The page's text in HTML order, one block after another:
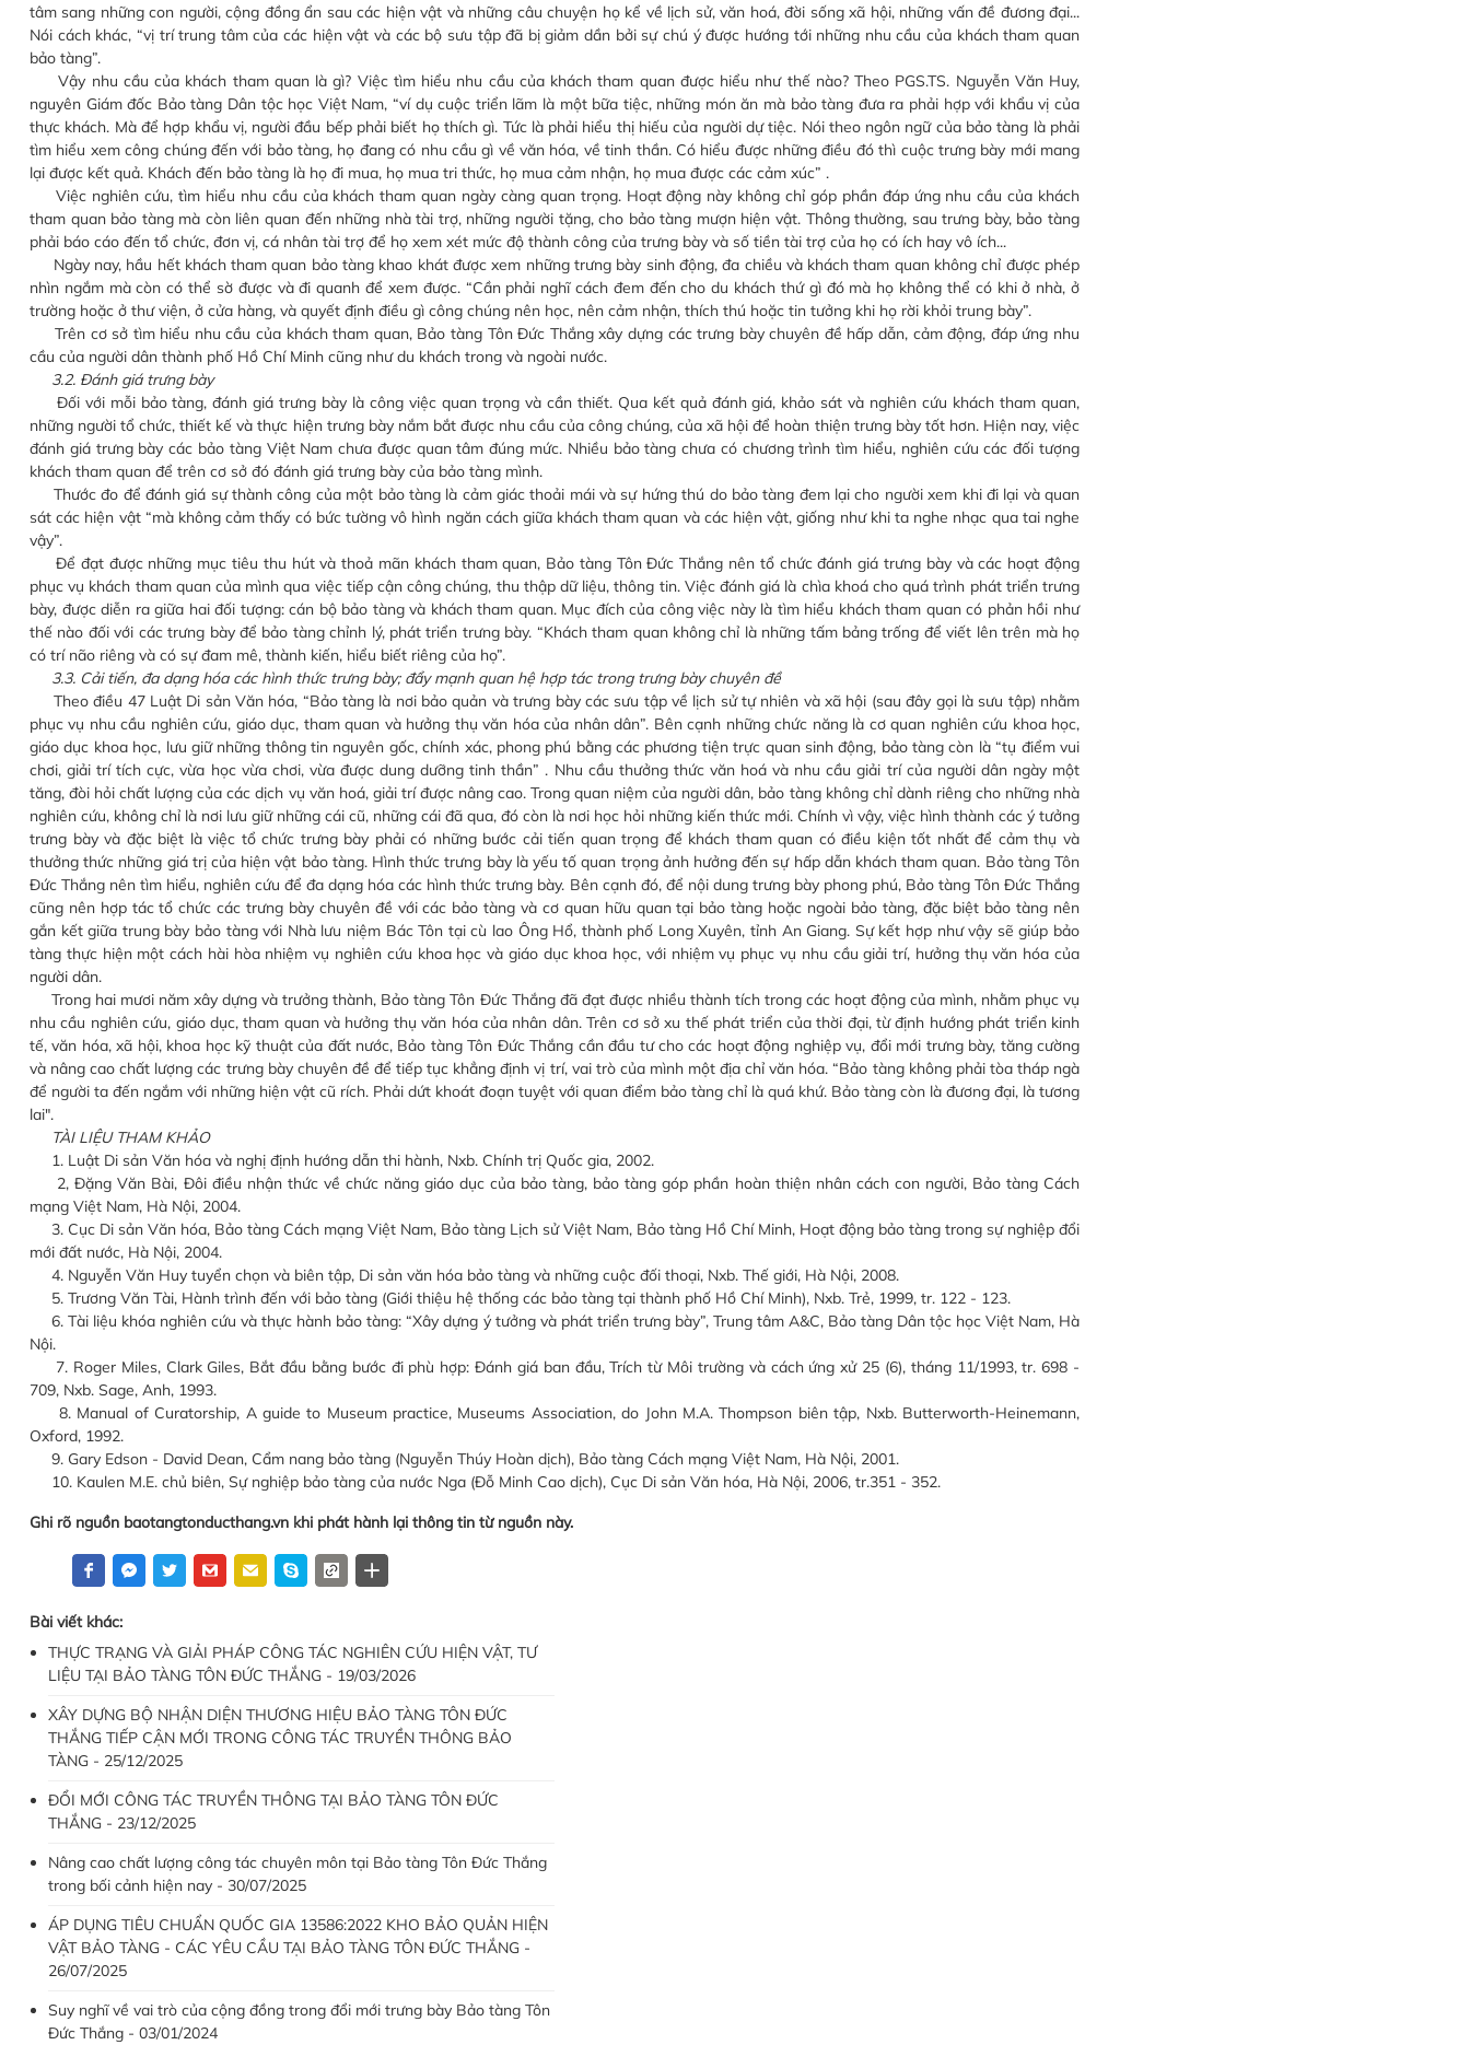
tâm sang những con người, cộng đồng ẩn sau các hiện vật và những câu chuyện họ kể về lịch sử, văn hoá, đời sống xã hội, những vấn đề đương đại...
Nói cách khác, “vị trí trung tâm của các hiện vật và các bộ sưu tập đã bị giảm dần bởi sự chú ý được hướng tới những nhu cầu của khách tham quan
bảo tàng”.
Vậy nhu cầu của khách tham quan là gì? Việc tìm hiểu nhu cầu của khách tham quan được hiểu như thế nào? Theo PGS.TS. Nguyễn Văn Huy,
nguyên Giám đốc Bảo tàng Dân tộc học Việt Nam, “ví dụ cuộc triển lãm là một bữa tiệc, những món ăn mà bảo tàng đưa ra phải hợp với khẩu vị của
thực khách. Mà để hợp khẩu vị, người đầu bếp phải biết họ thích gì. Tức là phải hiểu thị hiếu của người dự tiệc. Nói theo ngôn ngữ của bảo tàng là phải
tìm hiểu xem công chúng đến với bảo tàng, họ đang có nhu cầu gì về văn hóa, về tinh thần. Có hiểu được những điều đó thì cuộc trưng bày mới mang
lại được kết quả. Khách đến bảo tàng là họ đi mua, họ mua tri thức, họ mua cảm nhận, họ mua được các cảm xúc” .
Việc nghiên cứu, tìm hiểu nhu cầu của khách tham quan ngày càng quan trọng. Hoạt động này không chỉ góp phần đáp ứng nhu cầu của khách
tham quan bảo tàng mà còn liên quan đến những nhà tài trợ, những người tặng, cho bảo tàng mượn hiện vật. Thông thường, sau trưng bày, bảo tàng
phải báo cáo đến tổ chức, đơn vị, cá nhân tài trợ để họ xem xét mức độ thành công của trưng bày và số tiền tài trợ của họ có ích hay vô ích...
Ngày nay, hầu hết khách tham quan bảo tàng khao khát được xem những trưng bày sinh động, đa chiều và khách tham quan không chỉ được phép
nhìn ngắm mà còn có thể sờ được và đi quanh để xem được. “Cần phải nghĩ cách đem đến cho du khách thứ gì đó mà họ không thể có khi ở nhà, ở
trường hoặc ở thư viện, ở cửa hàng, và quyết định điều gì công chúng nên học, nên cảm nhận, thích thú hoặc tin tưởng khi họ rời khỏi trung bày”.
Trên cơ sở tìm hiểu nhu cầu của khách tham quan, Bảo tàng Tôn Đức Thắng xây dựng các trưng bày chuyên đề hấp dẫn, cảm động, đáp ứng nhu
cầu của người dân thành phố Hồ Chí Minh cũng như du khách trong và ngoài nước.
3.2. Đánh giá trưng bày
Đối với mỗi bảo tàng, đánh giá trưng bày là công việc quan trọng và cần thiết. Qua kết quả đánh giá, khảo sát và nghiên cứu khách tham quan,
những người tổ chức, thiết kế và thực hiện trưng bày nắm bắt được nhu cầu của công chúng, của xã hội để hoàn thiện trưng bày tốt hơn. Hiện nay, việc
đánh giá trưng bày các bảo tàng Việt Nam chưa được quan tâm đúng mức. Nhiều bảo tàng chưa có chương trình tìm hiểu, nghiên cứu các đối tượng
khách tham quan để trên cơ sở đó đánh giá trưng bày của bảo tàng mình.
Thước đo để đánh giá sự thành công của một bảo tàng là cảm giác thoải mái và sự hứng thú do bảo tàng đem lại cho người xem khi đi lại và quan
sát các hiện vật “mà không cảm thấy có bức tường vô hình ngăn cách giữa khách tham quan và các hiện vật, giống như khi ta nghe nhạc qua tai nghe
vậy”.
Để đạt được những mục tiêu thu hút và thoả mãn khách tham quan, Bảo tàng Tôn Đức Thắng nên tổ chức đánh giá trưng bày và các hoạt động
phục vụ khách tham quan của mình qua việc tiếp cận công chúng, thu thập dữ liệu, thông tin. Việc đánh giá là chìa khoá cho quá trình phát triển trưng
bày, được diễn ra giữa hai đối tượng: cán bộ bảo tàng và khách tham quan. Mục đích của công việc này là tìm hiểu khách tham quan có phản hồi như
thế nào đối với các trưng bày để bảo tàng chỉnh lý, phát triển trưng bày. “Khách tham quan không chỉ là những tấm bảng trống để viết lên trên mà họ
có trí não riêng và có sự đam mê, thành kiến, hiểu biết riêng của họ”.
3.3. Cải tiến, đa dạng hóa các hình thức trưng bày; đẩy mạnh quan hệ hợp tác trong trưng bày chuyên đề
Theo điều 47 Luật Di sản Văn hóa, “Bảo tàng là nơi bảo quản và trưng bày các sưu tập về lịch sử tự nhiên và xã hội (sau đây gọi là sưu tập) nhằm
phục vụ nhu cầu nghiên cứu, giáo dục, tham quan và hưởng thụ văn hóa của nhân dân”. Bên cạnh những chức năng là cơ quan nghiên cứu khoa học,
giáo dục khoa học, lưu giữ những thông tin nguyên gốc, chính xác, phong phú bằng các phương tiện trực quan sinh động, bảo tàng còn là “tụ điểm vui
chơi, giải trí tích cực, vừa học vừa chơi, vừa được dung dưỡng tinh thần” . Nhu cầu thưởng thức văn hoá và nhu cầu giải trí của người dân ngày một
tăng, đòi hỏi chất lượng của các dịch vụ văn hoá, giải trí được nâng cao. Trong quan niệm của người dân, bảo tàng không chỉ dành riêng cho những nhà
nghiên cứu, không chỉ là nơi lưu giữ những cái cũ, những cái đã qua, đó còn là nơi học hỏi những kiến thức mới. Chính vì vậy, việc hình thành các ý tưởng
trưng bày và đặc biệt là việc tổ chức trưng bày phải có những bước cải tiến quan trọng để khách tham quan có điều kiện tốt nhất để cảm thụ và
thưởng thức những giá trị của hiện vật bảo tàng. Hình thức trưng bày là yếu tố quan trọng ảnh hưởng đến sự hấp dẫn khách tham quan. Bảo tàng Tôn
Đức Thắng nên tìm hiểu, nghiên cứu để đa dạng hóa các hình thức trưng bày. Bên cạnh đó, để nội dung trưng bày phong phú, Bảo tàng Tôn Đức Thắng
cũng nên hợp tác tổ chức các trưng bày chuyên đề với các bảo tàng và cơ quan hữu quan tại bảo tàng hoặc ngoài bảo tàng, đặc biệt bảo tàng nên
gắn kết giữa trung bày bảo tàng với Nhà lưu niệm Bác Tôn tại cù lao Ông Hổ, thành phố Long Xuyên, tỉnh An Giang. Sự kết hợp như vậy sẽ giúp bảo
tàng thực hiện một cách hài hòa nhiệm vụ nghiên cứu khoa học và giáo dục khoa học, với nhiệm vụ phục vụ nhu cầu giải trí, hưởng thụ văn hóa của
người dân.
Trong hai mươi năm xây dựng và trưởng thành, Bảo tàng Tôn Đức Thắng đã đạt được nhiều thành tích trong các hoạt động của mình, nhằm phục vụ
nhu cầu nghiên cứu, giáo dục, tham quan và hưởng thụ văn hóa của nhân dân. Trên cơ sở xu thế phát triển của thời đại, từ định hướng phát triển kinh
tế, văn hóa, xã hội, khoa học kỹ thuật của đất nước, Bảo tàng Tôn Đức Thắng cần đầu tư cho các hoạt động nghiệp vụ, đổi mới trưng bày, tăng cường
và nâng cao chất lượng các trưng bày chuyên đề để tiếp tục khẳng định vị trí, vai trò của mình một địa chỉ văn hóa. “Bảo tàng không phải tòa tháp ngà
để người ta đến ngắm với những hiện vật cũ rích. Phải dứt khoát đoạn tuyệt với quan điểm bảo tàng chỉ là quá khứ. Bảo tàng còn là đương đại, là tương
lai".
TÀI LIỆU THAM KHẢO
1. Luật Di sản Văn hóa và nghị định hướng dẫn thi hành, Nxb. Chính trị Quốc gia, 2002.
2, Đặng Văn Bài, Đôi điều nhận thức về chức năng giáo dục của bảo tàng, bảo tàng góp phần hoàn thiện nhân cách con người, Bảo tàng Cách
mạng Việt Nam, Hà Nội, 2004.
3. Cục Di sản Văn hóa, Bảo tàng Cách mạng Việt Nam, Bảo tàng Lịch sử Việt Nam, Bảo tàng Hồ Chí Minh, Hoạt động bảo tàng trong sự nghiệp đổi
mới đất nước, Hà Nội, 2004.
4. Nguyễn Văn Huy tuyển chọn và biên tập, Di sản văn hóa bảo tàng và những cuộc đối thoại, Nxb. Thế giới, Hà Nội, 2008.
5. Trương Văn Tài, Hành trình đến với bảo tàng (Giới thiệu hệ thống các bảo tàng tại thành phố Hồ Chí Minh), Nxb. Trẻ, 1999, tr. 122 - 123.
6. Tài liệu khóa nghiên cứu và thực hành bảo tàng: “Xây dựng ý tưởng và phát triển trưng bày”, Trung tâm A&C, Bảo tàng Dân tộc học Việt Nam, Hà
Nội.
7. Roger Miles, Clark Giles, Bắt đầu bằng bước đi phù hợp: Đánh giá ban đầu, Trích từ Môi trường và cách ứng xử 25 (6), tháng 11/1993, tr. 698 -
709, Nxb. Sage, Anh, 1993.
8. Manual of Curatorship, A guide to Museum practice, Museums Association, do John M.A. Thompson biên tập, Nxb. Butterworth-Heinemann,
Oxford, 1992.
9. Gary Edson - David Dean, Cẩm nang bảo tàng (Nguyễn Thúy Hoàn dịch), Bảo tàng Cách mạng Việt Nam, Hà Nội, 2001.
10. Kaulen M.E. chủ biên, Sự nghiệp bảo tàng của nước Nga (Đỗ Minh Cao dịch), Cục Di sản Văn hóa, Hà Nội, 2006, tr.351 - 352.
Ghi rõ nguồn baotangtonducthang.vn khi phát hành lại thông tin từ nguồn này.
Bài viết khác:
THỰC TRẠNG VÀ GIẢI PHÁP CÔNG TÁC NGHIÊN CỨU HIỆN VẬT, TƯ
LIỆU TẠI BẢO TÀNG TÔN ĐỨC THẮNG - 19/03/2026
XÂY DỰNG BỘ NHẬN DIỆN THƯƠNG HIỆU BẢO TÀNG TÔN ĐỨC
THẮNG TIẾP CẬN MỚI TRONG CÔNG TÁC TRUYỀN THÔNG BẢO
TÀNG - 25/12/2025
ĐỔI MỚI CÔNG TÁC TRUYỀN THÔNG TẠI BẢO TÀNG TÔN ĐỨC
THẮNG - 23/12/2025
Nâng cao chất lượng công tác chuyên môn tại Bảo tàng Tôn Đức Thắng
trong bối cảnh hiện nay - 30/07/2025
ÁP DỤNG TIÊU CHUẨN QUỐC GIA 13586:2022 KHO BẢO QUẢN HIỆN
VẬT BẢO TÀNG - CÁC YÊU CẦU TẠI BẢO TÀNG TÔN ĐỨC THẮNG -
26/07/2025
Suy nghĩ về vai trò của cộng đồng trong đổi mới trưng bày Bảo tàng Tôn
Đức Thắng - 03/01/2024